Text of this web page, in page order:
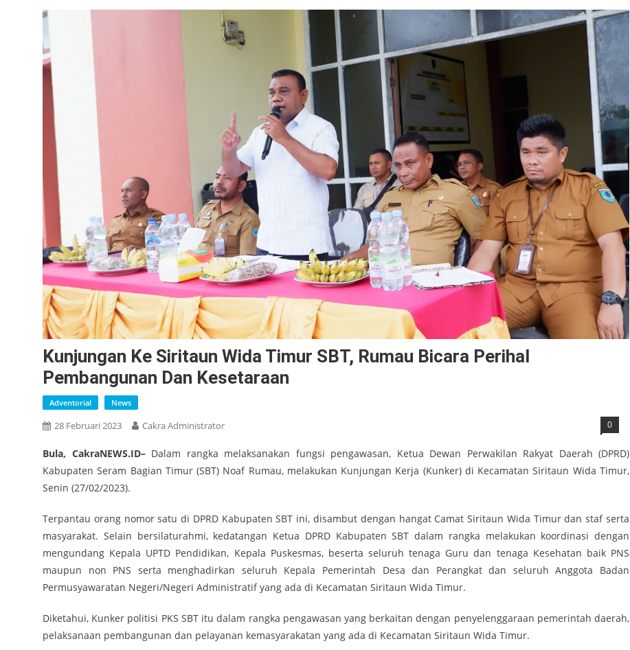
Kunjungan Ke Siritaun Wida Timur SBT, Rumau Bicara Perihal
Pembangunan Dan Kesetaraan
Adventorial News
28 Februari 2023 Cakra Administrator 0
Bula, CakraNEWS.ID– Dalam rangka melaksanakan fungsi pengawasan, Ketua Dewan Perwakilan Rakyat Daerah (DPRD)
Kabupaten Seram Bagian Timur (SBT) Noaf Rumau, melakukan Kunjungan Kerja (Kunker) di Kecamatan Siritaun Wida Timur,
Senin (27/02/2023).
Terpantau orang nomor satu di DPRD Kabupaten SBT ini, disambut dengan hangat Camat Siritaun Wida Timur dan staf serta
masyarakat. Selain bersilaturahmi, kedatangan Ketua DPRD Kabupaten SBT dalam rangka melakukan koordinasi dengan
mengundang Kepala UPTD Pendidikan, Kepala Puskesmas, beserta seluruh tenaga Guru dan tenaga Kesehatan baik PNS
maupun non PNS serta menghadirkan seluruh Kepala Pemerintah Desa dan Perangkat dan seluruh Anggota Badan
Permusyawaratan Negeri/Negeri Administratif yang ada di Kecamatan Siritaun Wida Timur.
Diketahui, Kunker politisi PKS SBT itu dalam rangka pengawasan yang berkaitan dengan penyelenggaraan pemerintah daerah,
pelaksanaan pembangunan dan pelayanan kemasyarakatan yang ada di Kecamatan Siritaun Wida Timur.